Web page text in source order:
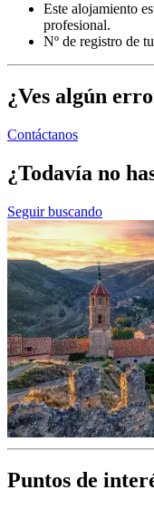
Este alojamiento
profesional.
Nº de registro de
¿Ves algún
Contáctanos
¿Todavía no
Seguir buscando
Puntos de